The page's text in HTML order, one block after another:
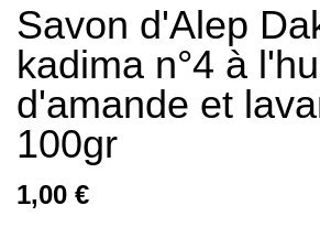
Savon d'Alep
kadima n°4 à
d'amande et
100gr
1,00 €